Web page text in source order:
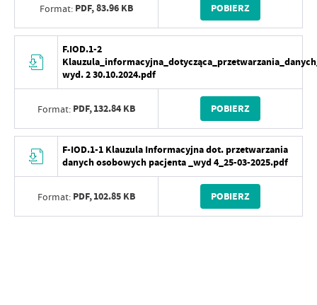
Format: PDF,83.96 KB POBIERZ
F.IOD.1-2
wyd. 2 30.10.2024.pdf
Format: PDF,132.84 KB POBIERZ
F-IOD.1-1 Klauzula Informacyjna dot. przetwarzania
danych osobowych pacjenta _wyd 4_25-03-2025.pdf
Format: PDF,102.85 KB POBIERZ